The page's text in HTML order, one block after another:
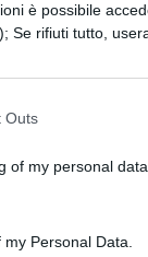
è possibile
Se rifiuti tutto,
Outs
of my personal data.
Personal Data.
equilibri
una